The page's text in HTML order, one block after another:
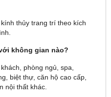
thủy trang trí theo kích
không gian nào?
phòng ngủ, spa,
biệt thự, căn hộ cao cấp,
nội thất khác.